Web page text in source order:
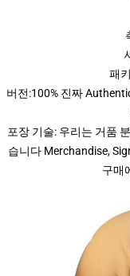
패
버전:100% 진짜
포장 기술: 우리는 거품
습니다 Merchandise,
구매